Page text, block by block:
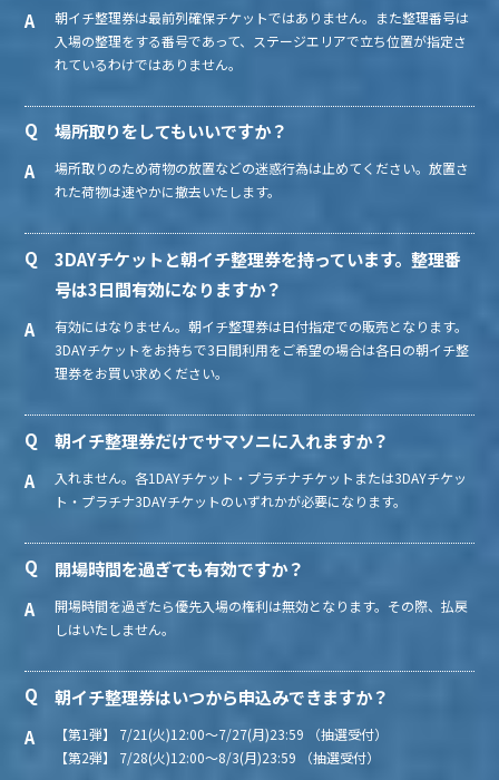
朝イチ整理券は最前列確保チケットではありません。また整理番号は
入場の整理をする番号であって、ステージエリアで立ち位置が指定さ
れているわけではありません。
場所取りをしてもいいですか？
場所取りのため荷物の放置などの迷惑行為は止めてください。放置さ
れた荷物は速やかに撤去いたします。
3DAYチケットと朝イチ整理券を持っています。整理番
号は3日間有効になりますか？
有効にはなりません。朝イチ整理券は日付指定での販売となります。
3DAYチケットをお持ちで3日間利用をご希望の場合は各日の朝イチ整
理券をお買い求めください。
朝イチ整理券だけでサマソニに入れますか？
入れません。各1DAYチケット・プラチナチケットまたは3DAYチケッ
ト・プラチナ3DAYチケットのいずれかが必要になります。
開場時間を過ぎても有効ですか？
開場時間を過ぎたら優先入場の権利は無効となります。その際、払戻
しはいたしません。
朝イチ整理券はいつから申込みできますか？
【第1弾】 7/21(火)12:00～7/27(月)23:59 （抽選受付）
【第2弾】 7/28(火)12:00～8/3(月)23:59 （抽選受付）